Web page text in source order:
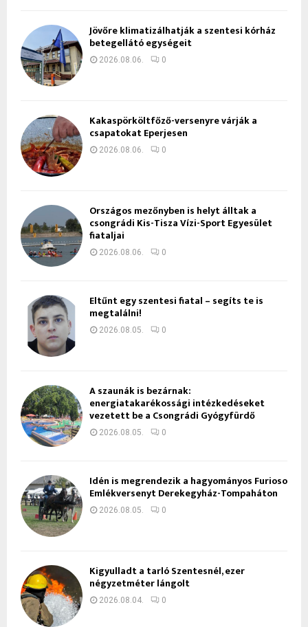
Jövőre klimatizálhatják a szentesi kórház
betegellátó egységeit
2026.08.06. 0
Kakaspörköltfőző-versenyre várják a
csapatokat Eperjesen
2026.08.06. 0
Országos mezőnyben is helyt álltak a
csongrádi Kis-Tisza Vízi-Sport Egyesület
fiataljai
2026.08.06. 0
Eltűnt egy szentesi fiatal – segíts te is
megtalálni!
2026.08.05. 0
A szaunák is bezárnak:
energiatakarékossági intézkedéseket
vezetett be a Csongrádi Gyógyfürdő
2026.08.05. 0
Idén is megrendezik a hagyományos Furioso
Emlékversenyt Derekegyház-Tompaháton
2026.08.05. 0
Kigyulladt a tarló Szentesnél, ezer
négyzetméter lángolt
2026.08.04. 0